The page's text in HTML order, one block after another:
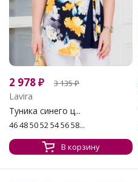
2 978₽ 3 135₽
Lavira
Туника синего ц...
46 48 50 52 54 56 58...
В корзину